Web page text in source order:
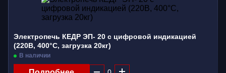
Электропечь КЕДР ЭП- 20 с цифровой индикацией
(220В, 400°C, загрузка 20кг)
В наличии